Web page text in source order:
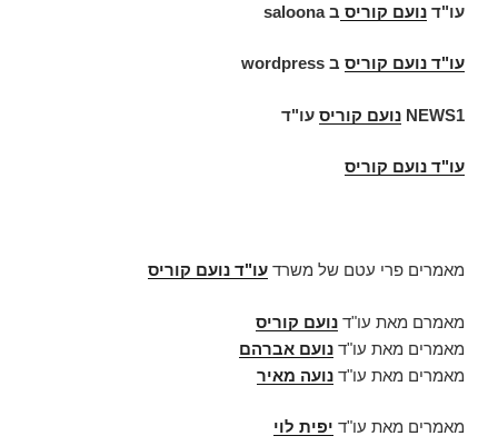
עו"ד נועם קוריס בsaloona
עו"ד נועם קוריס ב wordpress
NEWS1 נועם קוריס עו"ד
עו"ד נועם קוריס
מאמרים פרי עטם של משרד עו"ד נועם קוריס
מאמרם מאת עו"ד נועם קוריס
מאמרים מאת עו"ד נועם אברהם
מאמרים מאת עו"ד נועה מאיר
מאמרים מאת עו"ד יפית לוי